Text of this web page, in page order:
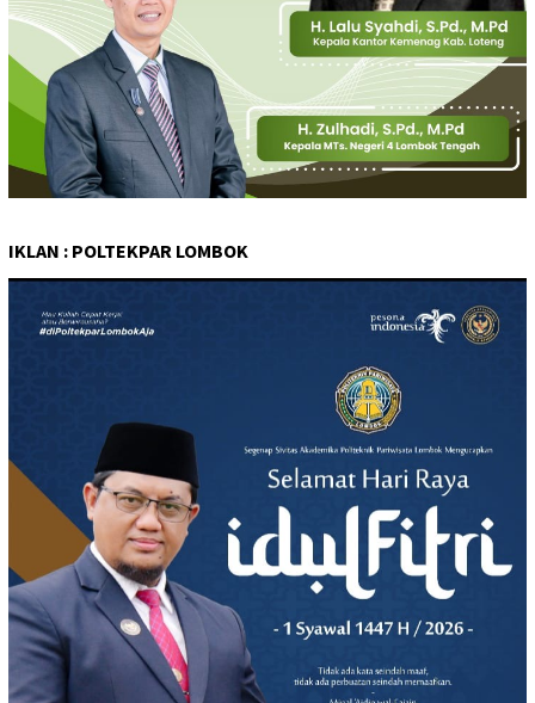
IKLAN : POLTEKPAR LOMBOK